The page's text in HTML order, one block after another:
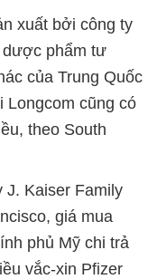
xuất bởi công ty
dược phẩm tư
của Trung Quốc
Longcom cũng có
theo South
J. Kaiser Family
giá mua
phủ Mỹ chi trả
vắc-xin Pfizer